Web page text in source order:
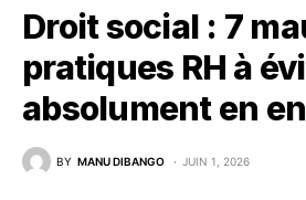
Droit social : 7
pratiques RH à
absolument en
BY MANU DIBANGO JUIN 1, 2026